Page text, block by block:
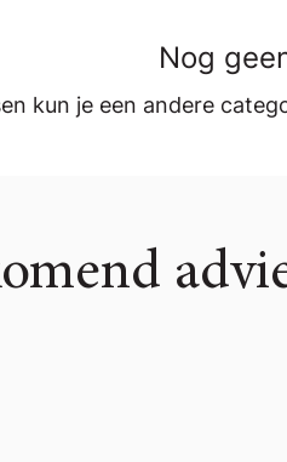
Nog
kun je een andere